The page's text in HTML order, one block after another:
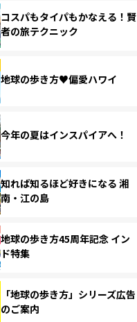
コスパもタイパもかなえる！賢
者の旅テクニック
地球の歩き方♥偏愛ハワイ
今年の夏はインスパイアへ！
知れば知るほど好きになる 湘
南・江の島
地球の歩き方45周年記念 イン
ド特集
「地球の歩き方」シリーズ広告
のご案内